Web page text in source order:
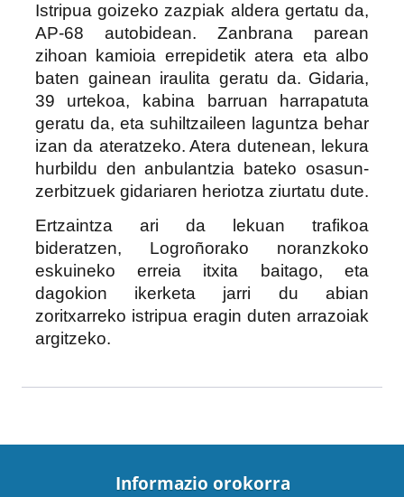
Istripua goizeko zazpiak aldera gertatu da,
AP-68 autobidean. Zanbrana parean
zihoan kamioia errepidetik atera eta albo
baten gainean iraulita geratu da. Gidaria,
39 urtekoa, kabina barruan harrapatuta
geratu da, eta suhiltzaileen laguntza behar
izan da ateratzeko. Atera dutenean, lekura
hurbildu den anbulantzia bateko osasun-
zerbitzuek gidariaren heriotza ziurtatu dute.
Ertzaintza ari da lekuan trafikoa
bideratzen, Logroñorako noranzkoko
eskuineko erreia itxita baitago, eta
dagokion ikerketa jarri du abian
zoritxarreko istripua eragin duten arrazoiak
argitzeko.
Informazio orokorra